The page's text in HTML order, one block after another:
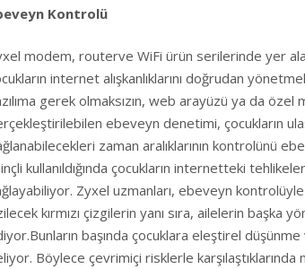
Kontrolü
modem, routerve WiFi ürün serilerinde yer
internet alışkanlıklarını doğrudan
gerek olmaksızın, web arayüzü ya da
ebeveyn denetimi, çocukların
zaman aralıklarının kontrolünü
kullanıldığında çocukların internetteki
Zyxel uzmanları, ebeveyn
kırmızı çizgilerin yanı sıra, ailelerin başka
başında çocuklara eleştirel
Böylece çevrimiçi risklerle karşılaştıklarında